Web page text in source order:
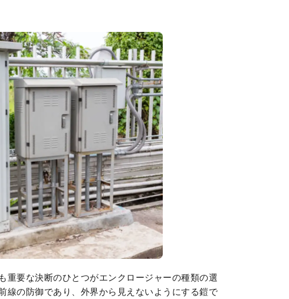
要な決断のひとつがエンクロージャーの種類の選
線の防御であり、外界から見えないようにする鎧で